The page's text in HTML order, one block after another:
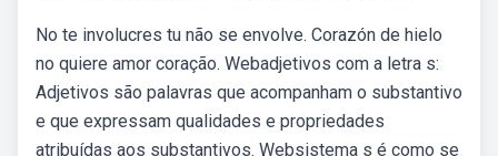
No te involucres tu não se envolve. Corazón de hielo
no quiere amor coração. Webadjetivos com a letra s:
Adjetivos são palavras que acompanham o substantivo
e que expressam qualidades e propriedades
atribuídas aos substantivos. Websistema s é como se